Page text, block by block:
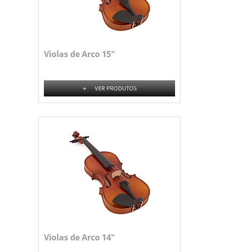
Violas de Arco 15"
+ VER PRODUTOS
Violas de Arco 14"